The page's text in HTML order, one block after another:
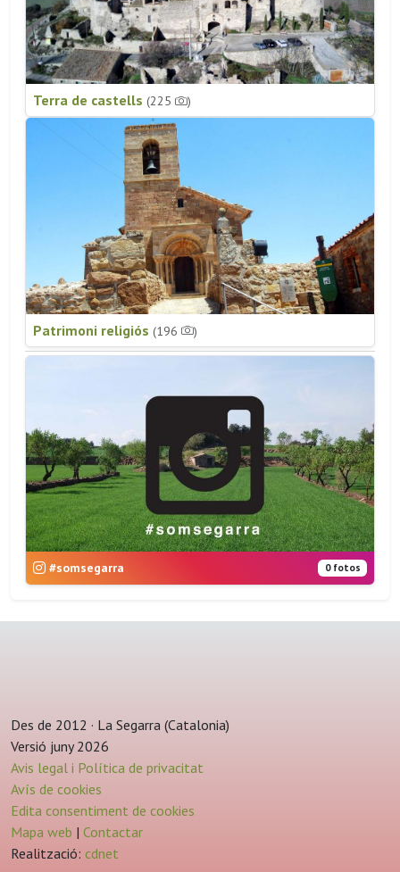
Terra de castells (225 )
Patrimoni religiós (196 )
#somsegarra 0 fotos
Des de 2012 · La Segarra (Catalonia)
Versió juny 2026
Avis legal i Política de privacitat
Avís de cookies
Edita consentiment de cookies
Mapa web | Contactar
Realització: cdnet